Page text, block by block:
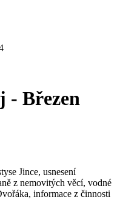
- Březen
Jince, usnesení
z nemovitých věcí, vodné
informace z činnosti